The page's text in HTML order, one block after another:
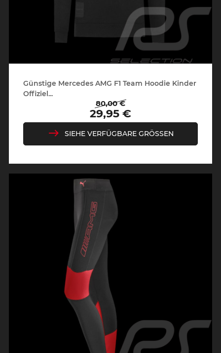
Günstige Mercedes AMG F1 Team Hoodie Kinder
Offiziel...
Regulärer
Preis
80,00 €
Preis
29,95 €
SIEHE VERFÜGBARE GRÖSSEN